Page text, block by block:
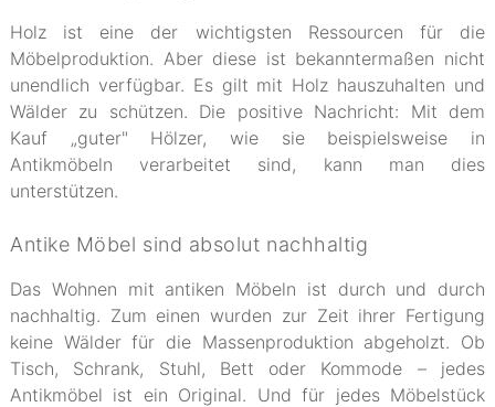
Holz ist eine der wichtigsten Ressourcen für die
Möbelproduktion. Aber diese ist bekanntermaßen nicht
unendlich verfügbar. Es gilt mit Holz hauszuhalten und
Wälder zu schützen. Die positive Nachricht: Mit dem
Kauf „guter" Hölzer, wie sie beispielsweise in
Antikmöbeln verarbeitet sind, kann man dies
unterstützen.
Antike Möbel sind absolut nachhaltig
Das Wohnen mit antiken Möbeln ist durch und durch
nachhaltig. Zum einen wurden zur Zeit ihrer Fertigung
keine Wälder für die Massenproduktion abgeholzt. Ob
Tisch, Schrank, Stuhl, Bett oder Kommode – jedes
Antikmöbel ist ein Original. Und für jedes Möbelstück